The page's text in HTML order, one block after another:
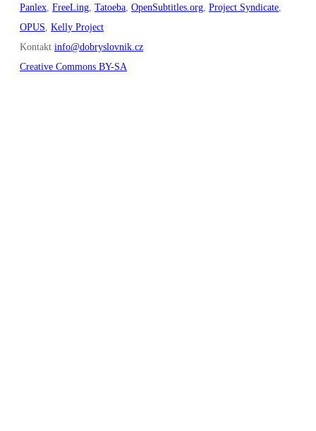
Panlex FreeLing Tatoeba OpenSubtitles.org Project Syndicate
OPUS Kelly Project
Kontakt info@dobryslovnik.cz
Creative Commons BY-SA